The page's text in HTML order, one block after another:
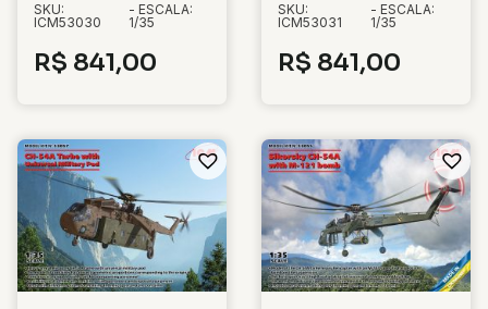
SKU:
ICM53030
- ESCALA:
1/35
R$ 841,00
SKU:
ICM53031
- ESCALA:
1/35
R$ 841,00